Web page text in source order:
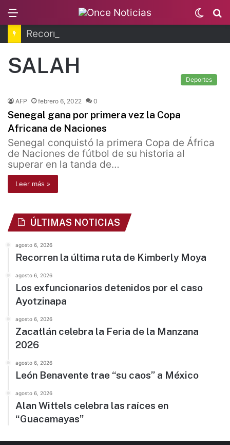
Switch
skin
SALAH
Deportes
AFP febrero 6, 2022 0
Senegal gana por primera vez la Copa
Africana de Naciones
Senegal conquistó la primera Copa de África
de Naciones de fútbol de su historia al
superar en la tanda de…
Leer más »
ÚLTIMAS NOTICIAS
agosto 6, 2026
Recorren la última ruta de Kimberly Moya
agosto 6, 2026
Los exfuncionarios detenidos por el caso
Ayotzinapa
agosto 6, 2026
Zacatlán celebra la Feria de la Manzana
2026
agosto 6, 2026
León Benavente trae “su caos” a México
agosto 6, 2026
Alan Wittels celebra las raíces en
“Guacamayas”